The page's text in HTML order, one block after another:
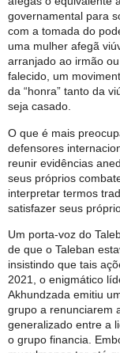
governamental para
com a tomada do
uma mulher afegã
arranjado ao irmão
falecido, um
da “honra” tanto da
seja casado.
O que é mais
defensores
reunir evidências
seus próprios
interpretar termos
satisfazer seus
Um porta-voz do
de que o Taleban
insistindo que tais
2021, o enigmático
Akhundzada emitiu
grupo a renunciarem
generalizado entre a
o grupo financia.